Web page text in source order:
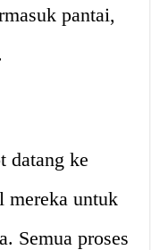
pantai,
datang ke
mereka untuk
Semua proses